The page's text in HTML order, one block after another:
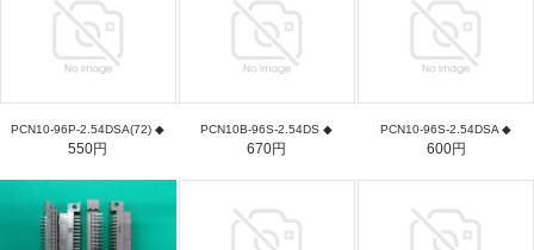
PCN10-96P-2.54DSA(72) ◆
550円
PCN10B-96S-2.54DS ◆
670円
PCN10-96S-2.54DSA ◆
600円